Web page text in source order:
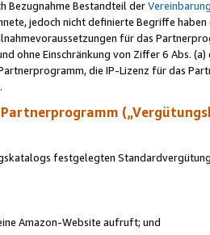
Bezugnahme Bestandteil der
jedoch nicht definierte Begriffe haben
für das
ohne Einschränkung von Ziffer 6 Abs.
die IP-Lizenz für das
festgelegten
Amazon-Website aufruft; und